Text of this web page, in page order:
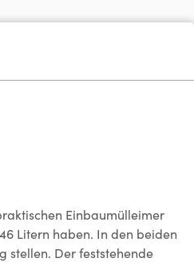
Einbaumülleimer
Litern haben. In den beiden
stellen. Der feststehende